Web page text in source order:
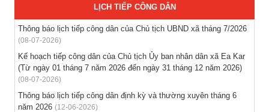
Thông báo tuyển lao động Việt Nam vào các vị trí dự kiến
tuyển dụng người lao động nước ngoài
(28-07-2026)
LỊCH TIẾP CÔNG DÂN
Thông báo lịch tiếp công dân của Chủ tịch UBND xã tháng 7/2026
(08-07-2026)
Kế hoạch tiếp công dân của Chủ tịch Ủy ban nhân dân xã Ea Kar
(Từ ngày 01 tháng 7 năm 2026 đến ngày 31 tháng 12 năm 2026)
(08-07-2026)
Thông báo lịch tiếp công dân định kỳ và thường xuyên tháng 6
năm 2026 (12-06-2026)